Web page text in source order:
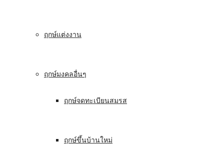
ฤกษ์แต่งงาน
ฤกษ์มงคลอื่นๆ
ฤกษ์จดทะเบียนสมรส
ฤกษ์ขึ้นบ้านใหม่